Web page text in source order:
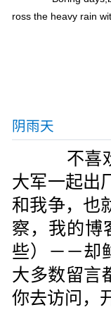
ross the heavy rain
阴雨天
不喜欢
大军一起出
和我争，
察，我的博
些）－－却
大多数留言
你去访问，